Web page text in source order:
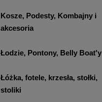
Kosze, Podesty, Kombajny i
akcesoria
Łodzie, Pontony, Belly Boat'y
Łóżka, fotele, krzesła, stołki,
stoliki